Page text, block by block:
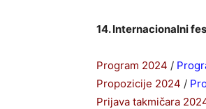
14. Internacionalni
Program 2024 /
Propozicije 2024 /
Prijava takmičara